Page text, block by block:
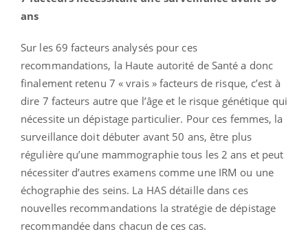
ans
Sur les 69 facteurs analysés pour ces
recommandations, la Haute autorité de Santé a donc
finalement retenu 7 « vrais » facteurs de risque, c’est à
dire 7 facteurs autre que l’âge et le risque génétique qui
nécessite un dépistage particulier. Pour ces femmes, la
surveillance doit débuter avant 50 ans, être plus
régulière qu’une mammographie tous les 2 ans et peut
nécessiter d’autres examens comme une IRM ou une
échographie des seins. La HAS détaille dans ces
nouvelles recommandations la stratégie de dépistage
recommandée dans chacun de ces cas.